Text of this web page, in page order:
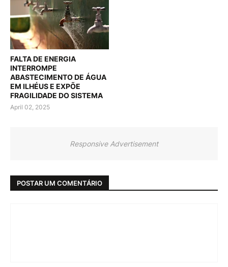
FALTA DE ENERGIA
INTERROMPE
ABASTECIMENTO DE ÁGUA
EM ILHÉUS E EXPÕE
FRAGILIDADE DO SISTEMA
April 02, 2025
Responsive Advertisement
POSTAR UM COMENTÁRIO